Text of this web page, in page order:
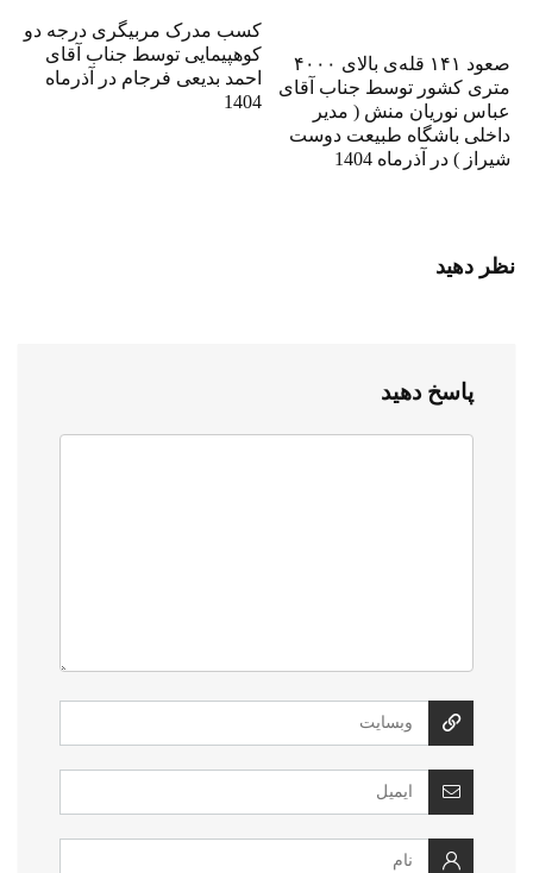
صعود ۱۴۱ قله‌ی بالای ۴۰۰۰
متری کشور توسط جناب آقای
عباس نوریان منش ( مدیر
داخلی باشگاه طبیعت دوست
شیراز ) در آذرماه 1404
کسب مدرک مربیگری درجه دو
کوهپیمایی توسط جناب آقای
احمد بدیعی فرجام در آذرماه
1404
نظر دهید
پاسخ دهید